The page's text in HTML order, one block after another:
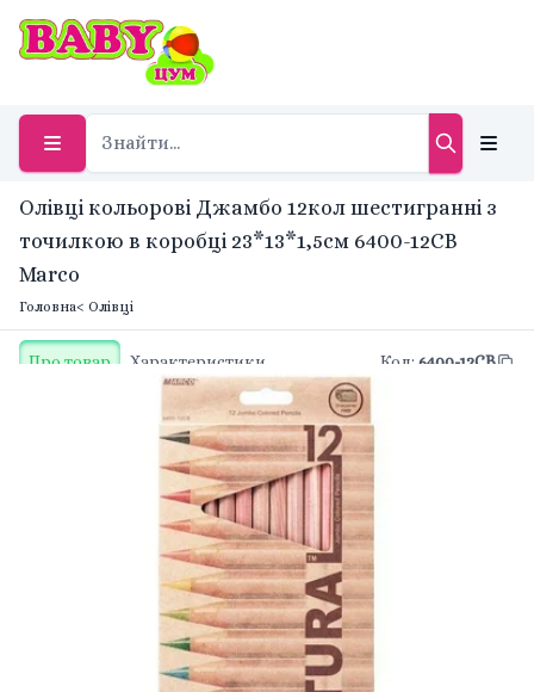
Олівці кольорові Джамбо 12кол шестигранні з
точилкою в коробці 23*13*1,5см 6400-12CB
Marco
Головна< Олівці
Про товар Характеристики Код: 6400-12CB